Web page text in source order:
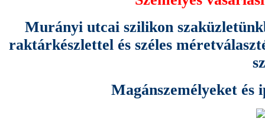
Murányi utcai szilikon
raktárkészlettel és széles
Magánszemélyeket és